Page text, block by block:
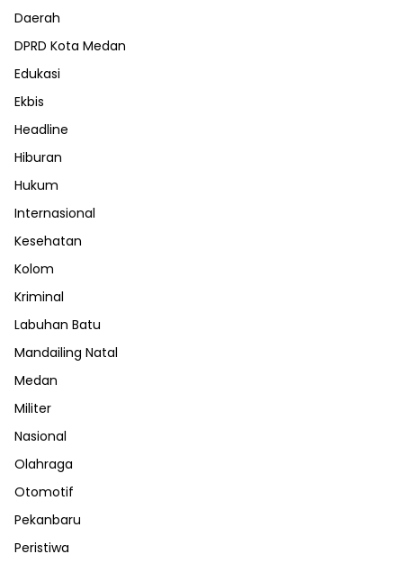
Daerah
DPRD Kota Medan
Edukasi
Ekbis
Headline
Hiburan
Hukum
Internasional
Kesehatan
Kolom
Kriminal
Labuhan Batu
Mandailing Natal
Medan
Militer
Nasional
Olahraga
Otomotif
Pekanbaru
Peristiwa